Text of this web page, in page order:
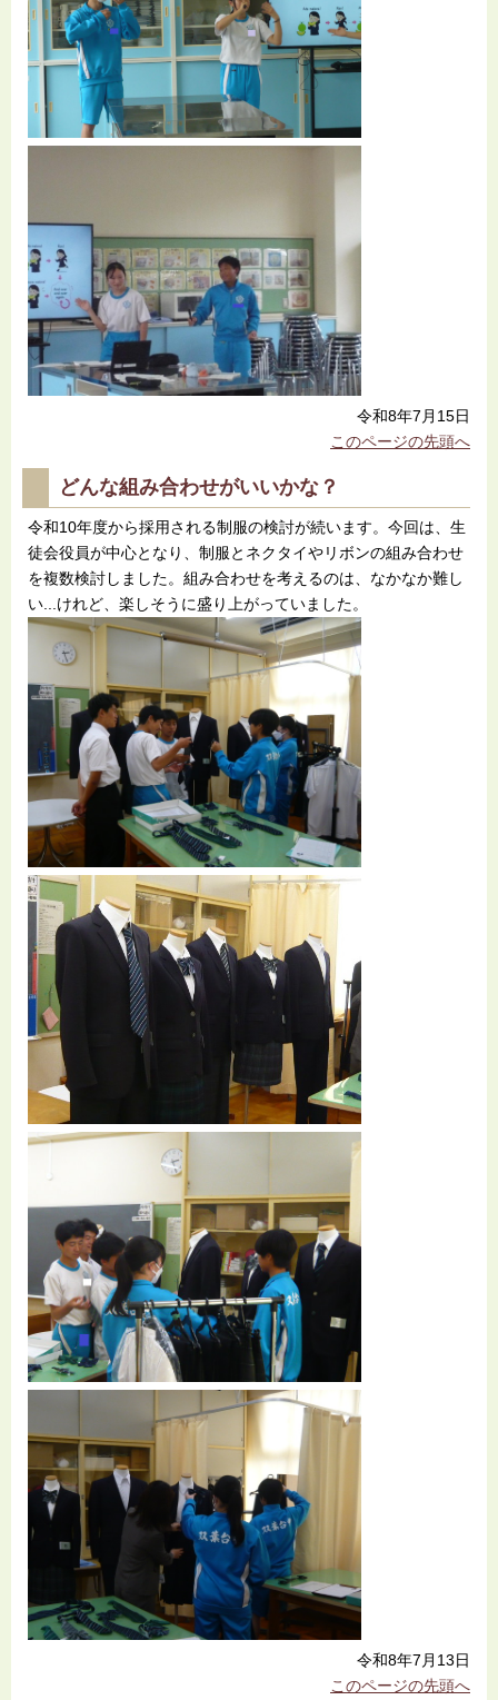
令和8年7月15日
このページの先頭へ
どんな組み合わせがいいかな？
令和10年度から採用される制服の検討が続います。今回は、生
徒会役員が中心となり、制服とネクタイやリボンの組み合わせ
を複数検討しました。組み合わせを考えるのは、なかなか難し
い...けれど、楽しそうに盛り上がっていました。
令和8年7月13日
このページの先頭へ